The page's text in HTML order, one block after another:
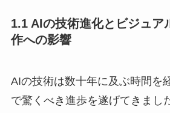
1.1 AIの技術進化とビジュア
作への影響
AIの技術は数十年に及ぶ時間を
で驚くべき進歩を遂げてきまし